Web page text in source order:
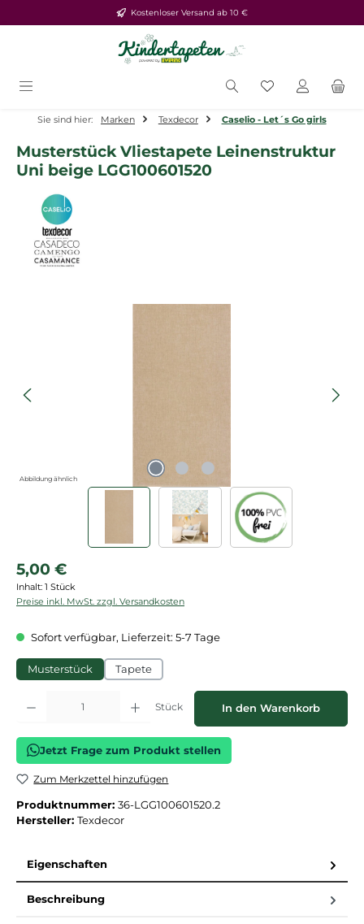
Zum Hauptinhalt springenKostenloser Versand ab 10 €
Du hast 0
Sie sind hier: Marken Texdecor Caselio - Let´s Go girls
Musterstück Vliestapete Leinenstruktur
Uni beige LGG100601520
Abbildung ähnlich
Regulärer Preis:
5,00 €
Inhalt: 1 Stück
Preise inkl. MwSt. zzgl. Versandkosten
Sofort verfügbar, Lieferzeit: 5-7 Tage
Musterstück Tapete
Produkt Anzahl: Gib den gewünschten Wert ein oder benutze die
Stück In den Warenkorb
Jetzt Frage zum Produkt stellen
Zum Merkzettel hinzufügen
Produktnummer: 36-LGG100601520.2
Hersteller: Texdecor
Eigenschaften
Beschreibung